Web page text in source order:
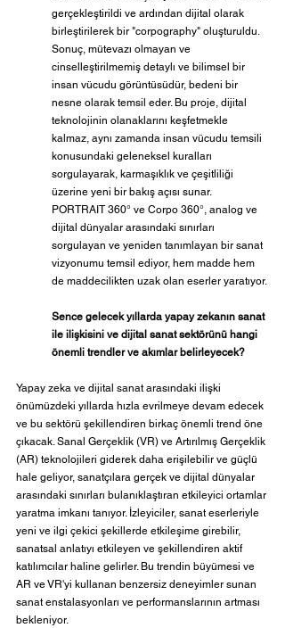
gerçekleştirildi ve ardından dijital olarak
birleştirilerek bir "corpography" oluşturuldu.
Sonuç, mütevazı olmayan ve
cinselleştirilmemiş detaylı ve bilimsel bir
insan vücudu görüntüsüdür, bedeni bir
nesne olarak temsil eder. Bu proje, dijital
teknolojinin olanaklarını keşfetmekle
kalmaz, aynı zamanda insan vücudu temsili
konusundaki geleneksel kuralları
sorgulayarak, karmaşıklık ve çeşitliliği
üzerine yeni bir bakış açısı sunar.
PORTRAIT 360° ve Corpo 360°, analog ve
dijital dünyalar arasındaki sınırları
sorgulayan ve yeniden tanımlayan bir sanat
vizyonumu temsil ediyor, hem madde hem
de maddecilikten uzak olan eserler yaratıyor.
Sence gelecek yıllarda yapay zekanın sanat
ile ilişkisini ve dijital sanat sektörünü hangi
önemli trendler ve akımlar belirleyecek?
Yapay zeka ve dijital sanat arasındaki ilişki
önümüzdeki yıllarda hızla evrilmeye devam edecek
ve bu sektörü şekillendiren birkaç önemli trend öne
çıkacak. Sanal Gerçeklik (VR) ve Artırılmış Gerçeklik
(AR) teknolojileri giderek daha erişilebilir ve güçlü
hale geliyor, sanatçılara gerçek ve dijital dünyalar
arasındaki sınırları bulanıklaştıran etkileyici ortamlar
yaratma imkanı tanıyor. İzleyiciler, sanat eserleriyle
yeni ve ilgi çekici şekillerde etkileşime girebilir,
sanatsal anlatıyı etkileyen ve şekillendiren aktif
katılımcılar haline gelirler. Bu trendin büyümesi ve
AR ve VR'yi kullanan benzersiz deneyimler sunan
sanat enstalasyonları ve performanslarının artması
bekleniyor.